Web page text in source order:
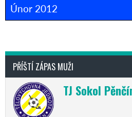
Únor 2012
PŘÍŠTÍ ZÁPAS MUŽI
TJ Sokol